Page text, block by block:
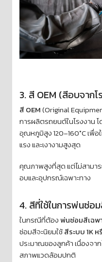
3. สี OEM (สีอบจากโ
สี OEM(Original
การผลิตรถยนต์ในโรงงาน
อุณหภูมิสูง 120–160°C เพื่อ
แรง และเงางามสูงสุด
คุณภาพสูงที่สุด แต่ไม่สามาร
อบและอุปกรณ์เฉพาะทาง
4. สีที่ใช้ในการพ่นซ่อ
ในกรณีที่ต้องพ่นซ่อมสีเฉพ
ซ่อมสีจะนิยมใช้สีระบบ 1K ห
ประมาณของลูกค้า เนื่องจาก
สภาพแวดล้อมปกติ